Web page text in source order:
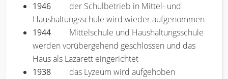
1946 der Schulbetrieb in Mittel- und
Haushaltungsschule wird wieder aufgenommen
1944 Mittelschule und Haushaltungsschule
werden vorübergehend geschlossen und das
Haus als Lazarett eingerichtet
1938 das Lyzeum wird aufgehoben